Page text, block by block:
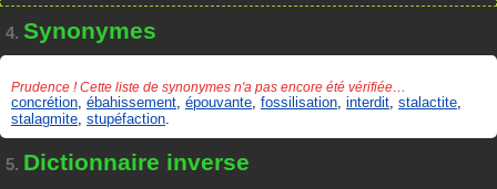
4. Synonymes
Prudence ! Cette liste de synonymes n'a pas encore été vérifiée…
concrétion ébahissement épouvante fossilisation interdit stalactite
stalagmite stupéfaction
5. Dictionnaire inverse